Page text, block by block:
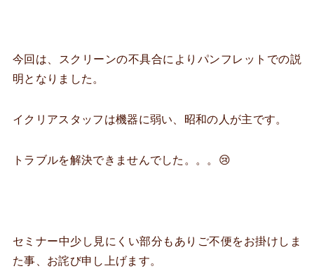
今回は、スクリーンの不具合によりパンフレットでの説
明となりました。
イクリアスタッフは機器に弱い、昭和の人が主です。
トラブルを解決できませんでした。。。😢
セミナー中少し見にくい部分もありご不便をお掛けしま
た事、お詫び申し上げます。